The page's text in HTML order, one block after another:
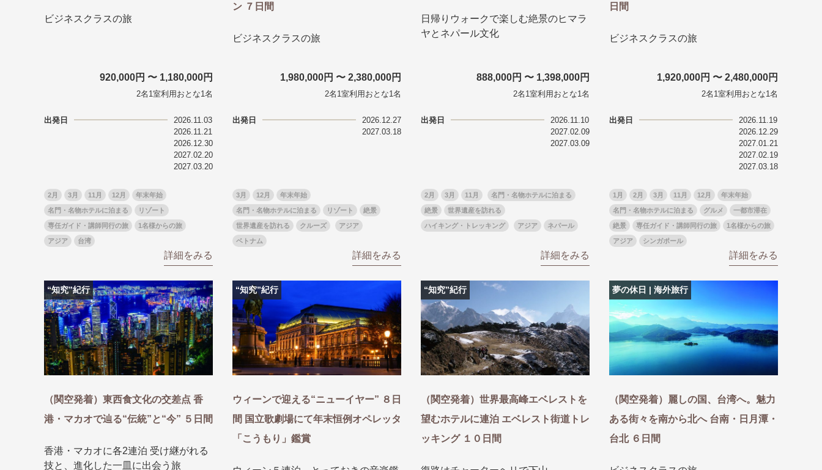
7月 8月 9月
10月
11月
12月 ゴールデンウィーク お盆・夏休み 年末年始
GRAND'EX 夢の休日 | 海外旅行
ヨーロッパの田舎（村・町）
絶景
お花・紅葉
鉄道の旅
ハイキング・トレッキング
専任ガイド・講師同行の旅
1名様からの旅
ラ・プルミエール（エールフランス航空）
10月 11月 12月
お盆・夏休み
年末年始
夢の休日 国内旅行 四季彩紀行
季節の風景
ラグジュアリーバスでめぐる
ビジネスクラスの旅
920,000円 〜 1,180,000円
2名1室利用おとな1名
出発日
2026.11.03
2026.11.21
2026.12.30
2027.02.20
2027.03.20
2月 3月 11月 12月 年末年始
名門・名物ホテルに泊まる リゾート
専任ガイド・講師同行の旅 1名様からの旅
アジア 台湾
詳細をみる
ン ７日間
ビジネスクラスの旅
1,980,000円 〜 2,380,000円
2名1室利用おとな1名
出発日
2026.12.27
2027.03.18
3月 12月 年末年始
名門・名物ホテルに泊まる リゾート 絶景
世界遺産を訪れる クルーズ アジア
ベトナム
詳細をみる
日帰りウォークで楽しむ絶景のヒマラ
ヤとネパール文化
888,000円 〜 1,398,000円
2名1室利用おとな1名
出発日
2026.11.10
2027.02.09
2027.03.09
2月 3月 11月 名門・名物ホテルに泊まる
絶景 世界遺産を訪れる
ハイキング・トレッキング アジア ネパール
詳細をみる
日間
ビジネスクラスの旅
1,920,000円 〜 2,480,000円
2名1室利用おとな1名
出発日
2026.11.19
2026.12.29
2027.01.21
2027.02.19
2027.03.18
1月 2月 3月 11月 12月 年末年始
名門・名物ホテルに泊まる グルメ 一都市滞在
絶景 専任ガイド・講師同行の旅 1名様からの旅
アジア シンガポール
詳細をみる
“知究”紀行
（関空発着）東西食文化の交差点 香
港・マカオで辿る“伝統”と“今” ５日間
香港・マカオに各2連泊 受け継がれる
技と、進化した一皿に出会う旅
“知究”紀行
ウィーンで迎える“ニューイヤー” ８日
間 国立歌劇場にて年末恒例オペレッタ
「こうもり」鑑賞
“知究”紀行
（関空発着）世界最高峰エベレストを
望むホテルに連泊 エベレスト街道トレ
ッキング １０日間
夢の休日 | 海外旅行
（関空発着）麗しの国、台湾へ。魅力
ある街々を南から北へ 台南・日月潭・
台北 ６日間